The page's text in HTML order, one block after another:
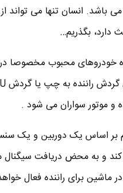
انسان تنها می تواند
دارد، بگذریم…
خودروهای محبوب مخصوصا در
و موتور سواران می شود .
بر اساس یک دوربین و یک
و به محض دریافت سیگنال
ماشین برای راننده فعال